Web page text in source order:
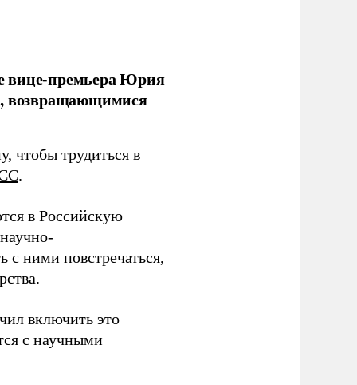
вице-премьера Юрия
возвращающимися
чтобы трудиться в
.
в Российскую
с ними повстречаться,
включить это
с научными